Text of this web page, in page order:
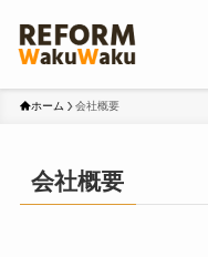
ホーム 会社概要
会社概要